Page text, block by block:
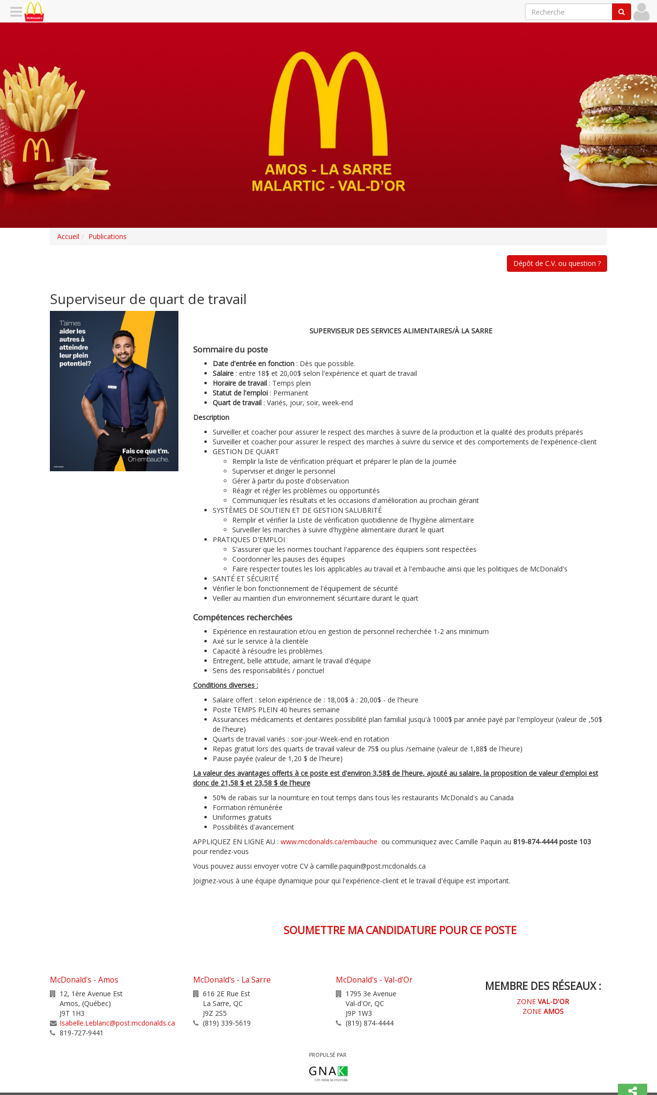
Accueil Publications
Dépôt de C.V. ou question ?
Superviseur de quart de travail
SUPERVISEUR DES SERVICES ALIMENTAIRES/À LA SARRE
Sommaire du poste
Date d'entrée en fonction : Dès que possible.
Salaire : entre 18$ et 20,00$ selon l'expérience et quart de travail
Horaire de travail : Temps plein
Statut de l'emploi : Permanent
Quart de travail : Variés, jour, soir, week-end
Description
Surveiller et coacher pour assurer le respect des marches à suivre de la production et la qualité des produits préparés
Surveiller et coacher pour assurer le respect des marches à suivre du service et des comportements de l'expérience-client
GESTION DE QUART
Remplir la liste de vérification préquart et préparer le plan de la journée
Superviser et diriger le personnel
Gérer à partir du poste d'observation
Réagir et régler les problèmes ou opportunités
Communiquer les résultats et les occasions d'amélioration au prochain gérant
SYSTÈMES DE SOUTIEN ET DE GESTION SALUBRITÉ
Remplir et vérifier la Liste de vérification quotidienne de l'hygiène alimentaire
Surveiller les marches à suivre d'hygiène alimentaire durant le quart
PRATIQUES D'EMPLOI
S'assurer que les normes touchant l'apparence des équipiers sont respectées
Coordonner les pauses des équipes
Faire respecter toutes les lois applicables au travail et à l'embauche ainsi que les politiques de McDonald's
SANTÉ ET SÉCURITÉ
Vérifier le bon fonctionnement de l'équipement de sécurité
Veiller au maintien d'un environnement sécuritaire durant le quart
Compétences recherchées
Expérience en restauration et/ou en gestion de personnel recherchée 1-2 ans minimum
Axé sur le service à la clientèle
Capacité à résoudre les problèmes
Entregent, belle attitude, aimant le travail d'équipe
Sens des responsabilités / ponctuel
Conditions diverses :
Salaire offert : selon expérience de : 18,00$ à : 20,00$ - de l'heure
Poste TEMPS PLEIN 40 heures semaine
Assurances médicaments et dentaires possibilité plan familial jusqu'à 1000$ par année payé par l'employeur (valeur de ,50$
de l'heure)
Quarts de travail variés : soir-jour-Week-end en rotation
Repas gratuit lors des quarts de travail valeur de 75$ ou plus /semaine (valeur de 1,88$ de l'heure)
Pause payée (valeur de 1,20 $ de l'heure)
La valeur des avantages offerts à ce poste est d'environ 3,58$ de l'heure, ajouté au salaire, la proposition de valeur d'emploi est
donc de 21,58 $ et 23,58 $ de l'heure
50% de rabais sur la nourriture en tout temps dans tous les restaurants McDonald's au Canada
Formation rémunérée
Uniformes gratuits
Possibilités d'avancement
APPLIQUEZ EN LIGNE AU : www.mcdonalds.ca/embauche ou communiquez avec Camille Paquin au 819-874-4444 poste 103
pour rendez-vous
Vous pouvez aussi envoyer votre CV à camille.paquin@post.mcdonalds.ca
Joignez-vous à une équipe dynamique pour qui l'expérience-client et le travail d'équipe est important.
SOUMETTRE MA CANDIDATURE POUR CE POSTE
McDonald's - Amos
12, 1ère Avenue Est
Amos, (Québec)
J9T 1H3
Isabelle.Leblanc@post.mcdonalds.ca
819-727-9441
McDonald's - La Sarre
616 2E Rue Est
La Sarre, QC
J9Z 2S5
(819) 339-5619
McDonald's - Val-d'Or
1795 3e Avenue
Val-d'Or, QC
J9P 1W3
(819) 874-4444
MEMBRE DES RÉSEAUX :
ZONEVAL-D'OR
ZONE AMOS
PROPULSÉ PAR